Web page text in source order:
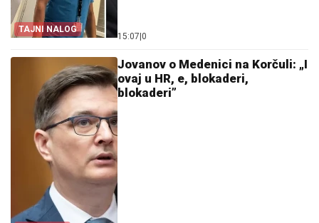
TAJNI NALOG
15:07 0
Jovanov o Medenici na Korčuli: „I
ovaj u HR, e, blokaderi,
blokaderi”